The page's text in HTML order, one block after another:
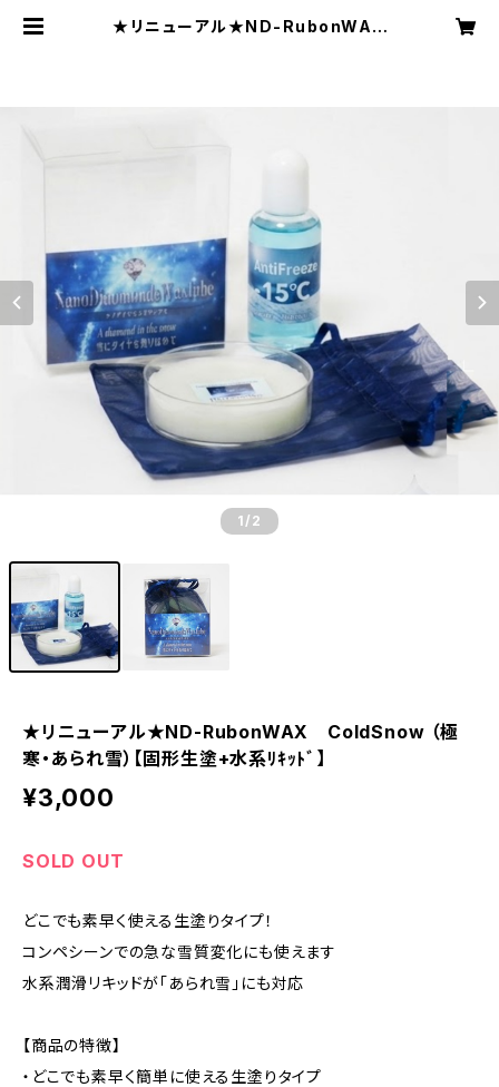
★リニューアル★ND-RubonWAX
1 /2
★リニューアル★ND-RubonWAX ColdSnow （極
寒・あられ雪）【固形生塗+水系ﾘｷｯﾄﾞ】
¥3,000
SOLD OUT
どこでも素早く使える生塗りタイプ！
コンペシーンでの急な雪質変化にも使えます
水系潤滑リキッドが「あられ雪」にも対応
【商品の特徴】
・どこでも素早く簡単に使える生塗りタイプ